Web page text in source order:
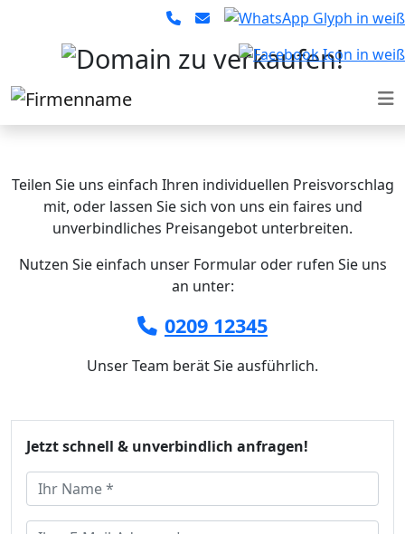
stadtruhr.de
Teilen Sie uns einfach Ihren individuellen Preisvorschlag
mit, oder lassen Sie sich von uns ein faires und
unverbindliches Preisangebot unterbreiten.
Nutzen Sie einfach unser Formular oder rufen Sie uns
an unter:
0209 12345
Unser Team berät Sie ausführlich.
Jetzt schnell & unverbindlich anfragen!